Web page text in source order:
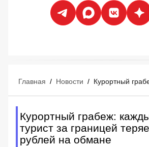
Главная / Новости /
Курортный грабеж:
турист за границей
рублей на обмане